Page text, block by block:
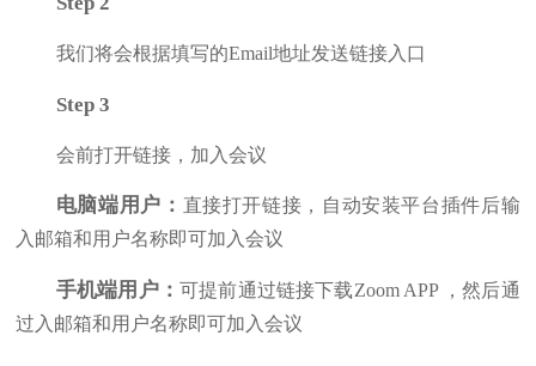
我们将会根据填写的Email地址发送链接入口
Step 3
会前打开链接，加入会议
电脑端用户： 直接打开链接， 自动安装平台插件后输
入邮箱和用户名称即可加入会议
手机端用户： 可提前通过链接下载Zoom APP ，然后通
过入邮箱和用户名称即可加入会议